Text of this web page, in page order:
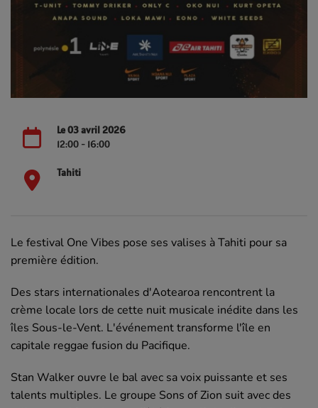
Le 03 avril 2026
12:00 - 16:00
Tahiti
Le festival One Vibes pose ses valises à Tahiti pour sa
première édition.
Des stars internationales d'Aotearoa rencontrent la
crème locale lors de cette nuit musicale inédite dans les
îles Sous-le-Vent. L'événement transforme l'île en
capitale reggae fusion du Pacifique.
Stan Walker ouvre le bal avec sa voix puissante et ses
talents multiples. Le groupe Sons of Zion suit avec des